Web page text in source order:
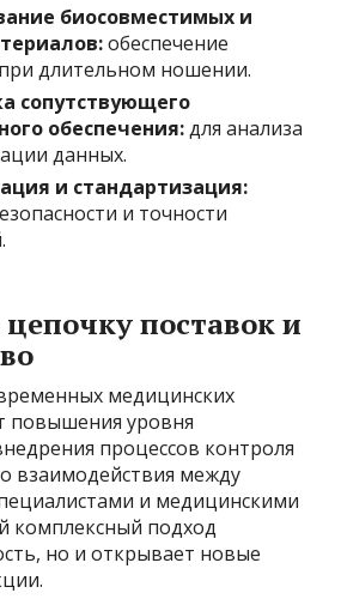
биосовместимых и
обеспечение
длительном ношении.
сопутствующего
обеспечения:для анализа
данных.
и стандартизация:
и точности
поставок и
медицинских
повышения уровня
процессов контроля
взаимодействия между
и медицинскими
комплексный подход
но и открывает новые